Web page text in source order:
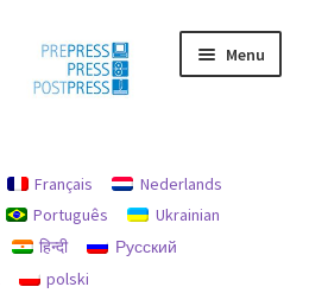
Menu
Français
Nederlands
Português
Ukrainian
हिन्दी
Русский
polski